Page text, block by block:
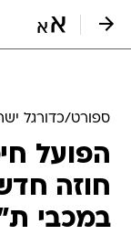
ספורט/כדורגל
הפועל
חוזה
במכבי